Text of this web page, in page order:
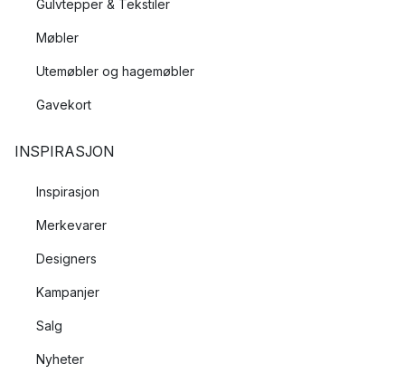
Gulvtepper & Tekstiler
Møbler
Utemøbler og hagemøbler
Gavekort
INSPIRASJON
Inspirasjon
Merkevarer
Designers
Kampanjer
Salg
Nyheter